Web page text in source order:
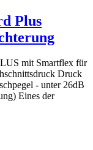
Plus
mit Smartflex für
Druck
- unter 26dB
Eines der